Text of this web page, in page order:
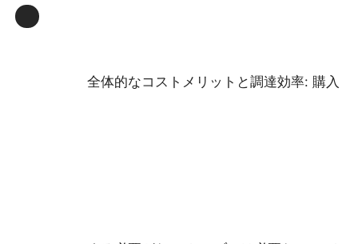
全体的なコストメリットと調達効率: 購入